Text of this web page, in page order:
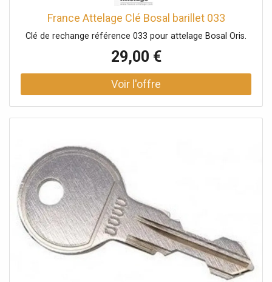
France Attelage Clé Bosal barillet 033
Clé de rechange référence 033 pour attelage Bosal Oris.
29,00 €